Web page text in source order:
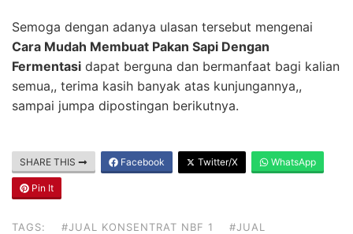
Semoga dengan adanya ulasan tersebut mengenai
Cara Mudah Membuat Pakan Sapi Dengan
Fermentasi dapat berguna dan bermanfaat bagi kalian
semua,, terima kasih banyak atas kunjungannya,,
sampai jumpa dipostingan berikutnya.
SHARE THIS Facebook Twitter/X WhatsApp
Pin It
TAGS: #JUAL KONSENTRAT NBF 1
#JUAL